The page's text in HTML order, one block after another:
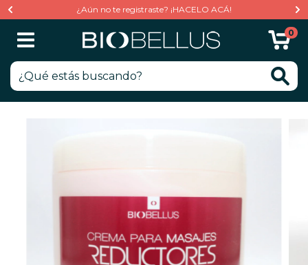
¿Aún no te registraste? ¡HACELO ACÁ!
0